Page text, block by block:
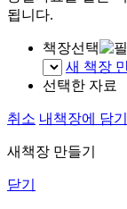
됩니다.
책장선택
새 책장
선택한 자료
취소 내책장에 담기
새책장 만들기
닫기